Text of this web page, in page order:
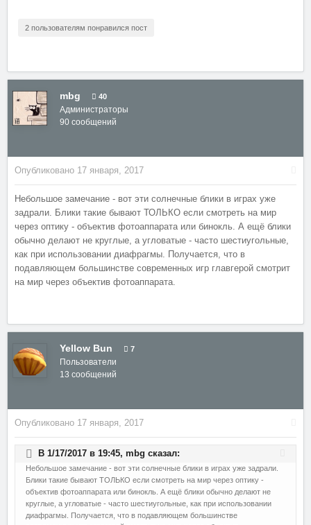
2 пользователям понравился пост
mbg 40
Администраторы
90 сообщений
Опубликовано 17 января, 2017
Небольшое замечание - вот эти солнечные блики в играх уже
задрали. Блики такие бывают ТОЛЬКО если смотреть на мир
через оптику - объектив фотоаппарата или бинокль. А ещё блики
обычно делают не круглые, а угловатые - часто шестиугольные,
как при использовании диафрагмы. Получается, что в
подавляющем большинстве современных игр главгерой смотрит
на мир через объектив фотоаппарата.
Yellow Bun 7
Пользователи
13 сообщений
Опубликовано 17 января, 2017
В 1/17/2017 в 19:45, mbg сказал:
Небольшое замечание - вот эти солнечные блики в играх уже задрали.
Блики такие бывают ТОЛЬКО если смотреть на мир через оптику -
объектив фотоаппарата или бинокль. А ещё блики обычно делают не
круглые, а угловатые - часто шестиугольные, как при использовании
диафрагмы. Получается, что в подавляющем большинстве